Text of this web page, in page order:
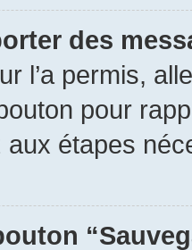
des
l’a permis,
pour
étapes